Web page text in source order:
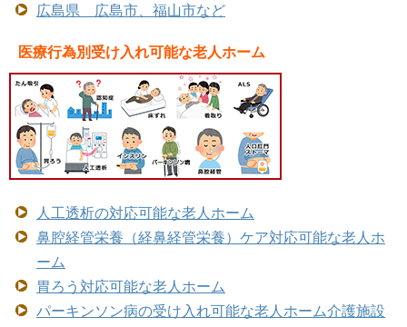
広島県 広島市、福山市など
医療行為別受け入れ可能な老人ホーム
人工透析の対応可能な老人ホーム
鼻腔経管栄養（経鼻経管栄養）ケア対応可能な老人ホ
ーム
胃ろう対応可能な老人ホーム
パーキンソン病の受け入れ可能な老人ホーム介護施設